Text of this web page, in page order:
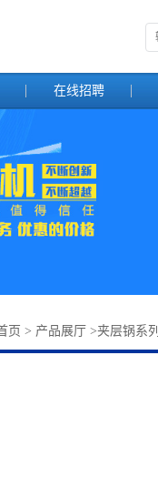
在线招聘
页 > 产品展厅 >夹层锅系列